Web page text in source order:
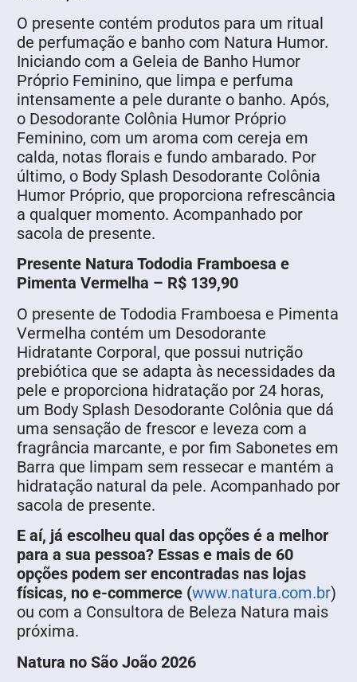
O presente contém produtos para um ritual
de perfumação e banho com Natura Humor.
Iniciando com a Geleia de Banho Humor
Próprio Feminino, que limpa e perfuma
intensamente a pele durante o banho. Após,
o Desodorante Colônia Humor Próprio
Feminino, com um aroma com cereja em
calda, notas florais e fundo ambarado. Por
último, o Body Splash Desodorante Colônia
Humor Próprio, que proporciona refrescância
a qualquer momento. Acompanhado por
sacola de presente.
Presente Natura Tododia Framboesa e
Pimenta Vermelha – R$ 139,90
O presente de Tododia Framboesa e Pimenta
Vermelha contém um Desodorante
Hidratante Corporal, que possui nutrição
prebiótica que se adapta às necessidades da
pele e proporciona hidratação por 24 horas,
um Body Splash Desodorante Colônia que dá
uma sensação de frescor e leveza com a
fragrância marcante, e por fim Sabonetes em
Barra que limpam sem ressecar e mantém a
hidratação natural da pele. Acompanhado por
sacola de presente.
E aí, já escolheu qual das opções é a melhor
para a sua pessoa? Essas e mais de 60
opções podem ser encontradas nas lojas
físicas, no e-commerce (www.natura.com.br)
ou com a Consultora de Beleza Natura mais
próxima.
Natura no São João 2026